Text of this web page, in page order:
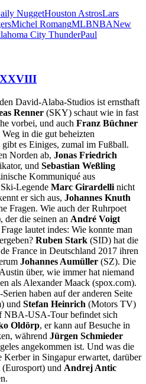
NuggetHouston AstrosLars
Michel RomangMLBNBANew
City ThunderPaul
David-Alaba-Studios ist ernsthaft
Renner (SKY) schaut wie in fast
vorbei, und auch Franz Büchner
in die gut beheizten
es Einiges, zumal im Fußball.
Norden ab, Jonas Friedrich
und Sebastian Weßling
Kommuniqué aus
Legende Marc Girardelli nicht
er sich aus, Johannes Knuth
Fragen. Wie auch der Ruhrpoet
der die seinen an André Voigt
lautet indes: Wie konnte man
Ruben Stark (SID) hat die
France in Deutschland 2017 ihren
Johannes Aumüller (SZ). Die
über, wie immer hat niemand
als Alexander Maack (spox.com).
haben auf der anderen Seite
und Stefan Heinrich (Motors TV)
NBA-USA-Tour befindet sich
Oldörp, er kann auf Besuche in
während Jürgen Schmieder
angekommen ist. Und was die
in Singapur erwartet, darüber
(Eurosport) und Andrej Antic